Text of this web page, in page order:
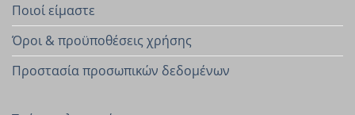
Ποιοί είμαστε
Όροι & προϋποθέσεις χρήσης
Προστασία προσωπικών δεδομένων